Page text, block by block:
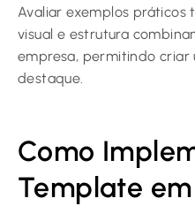
Avaliar exemplos práticos
visual e estrutura
empresa, permitindo criar
destaque.
Como
Template